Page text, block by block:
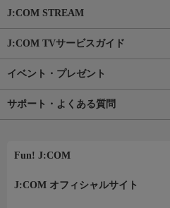
J:COM STREAM
J:COM TVサービスガイド
イベント・プレゼント
サポート・よくある質問
Fun! J:COM
J:COM オフィシャルサイト